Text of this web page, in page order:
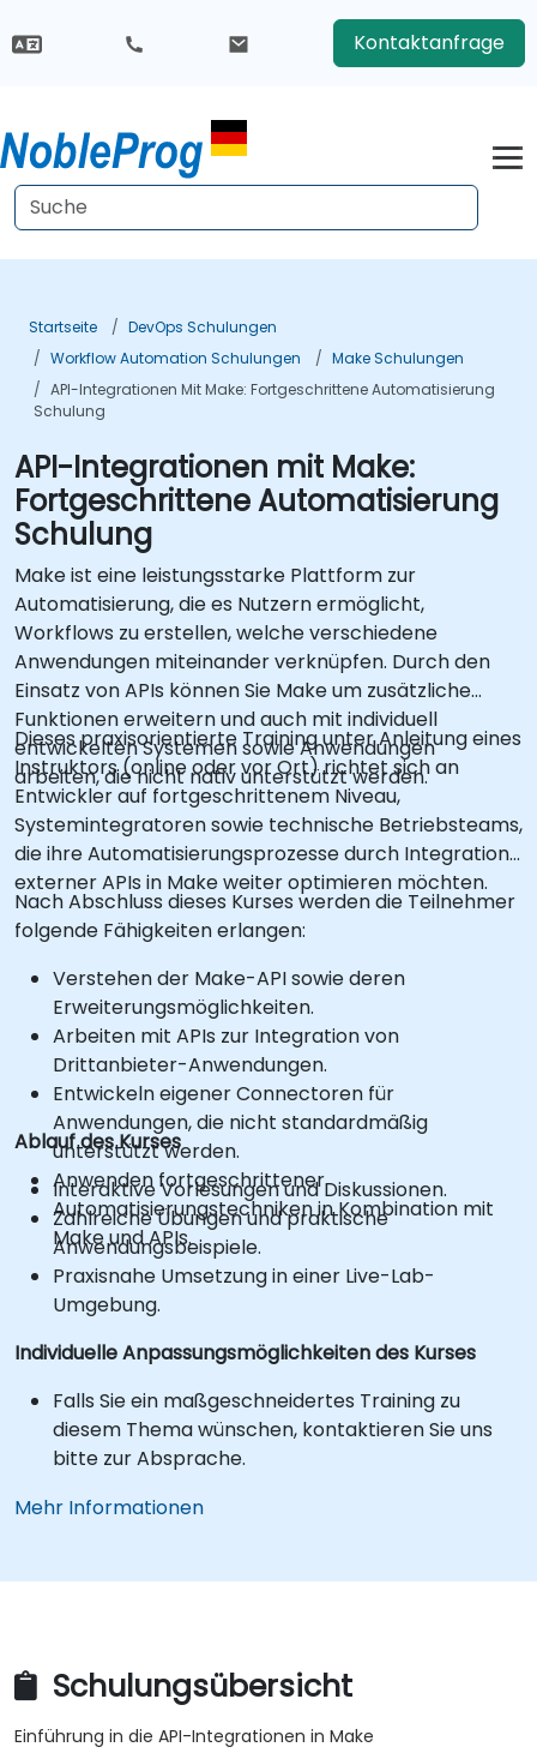
Kontaktanfrage
Startseite
DevOps Schulungen
Workflow Automation Schulungen
Make Schulungen
API-Integrationen Mit Make: Fortgeschrittene Automatisierung
Schulung
API-Integrationen mit Make:
Fortgeschrittene Automatisierung
Schulung
Make ist eine leistungsstarke Plattform zur
Automatisierung, die es Nutzern ermöglicht,
Workflows zu erstellen, welche verschiedene
Anwendungen miteinander verknüpfen. Durch den
Einsatz von APIs können Sie Make um zusätzliche
Funktionen erweitern und auch mit individuell
entwickelten Systemen sowie Anwendungen
arbeiten, die nicht nativ unterstützt werden.
Dieses praxisorientierte Training unter Anleitung eines
Instruktors (online oder vor Ort) richtet sich an
Entwickler auf fortgeschrittenem Niveau,
Systemintegratoren sowie technische Betriebsteams,
die ihre Automatisierungsprozesse durch Integration
externer APIs in Make weiter optimieren möchten.
Nach Abschluss dieses Kurses werden die Teilnehmer
folgende Fähigkeiten erlangen:
Verstehen der Make-API sowie deren
Erweiterungsmöglichkeiten.
Arbeiten mit APIs zur Integration von
Drittanbieter-Anwendungen.
Entwickeln eigener Connectoren für
Anwendungen, die nicht standardmäßig
unterstützt werden.
Anwenden fortgeschrittener
Automatisierungstechniken in Kombination mit
Make und APIs.
Ablauf des Kurses
Interaktive Vorlesungen und Diskussionen.
Zahlreiche Übungen und praktische
Anwendungsbeispiele.
Praxisnahe Umsetzung in einer Live-Lab-
Umgebung.
Individuelle Anpassungsmöglichkeiten des Kurses
Falls Sie ein maßgeschneidertes Training zu
diesem Thema wünschen, kontaktieren Sie uns
bitte zur Absprache.
Mehr Informationen
Schulungsübersicht
Einführung in die API-Integrationen in Make